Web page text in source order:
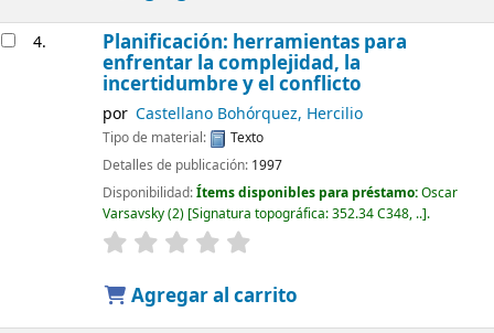
4. Planificación: herramientas para
enfrentar la complejidad, la
incertidumbre y el conflicto
por Castellano Bohórquez, Hercilio
Tipo de material:
Texto
Detalles de publicación: 1997
Disponibilidad:Ítems disponibles para préstamo:Oscar
Varsavsky(2) Signatura topográfica:352.34 C348, .. .
Agregar al carrito